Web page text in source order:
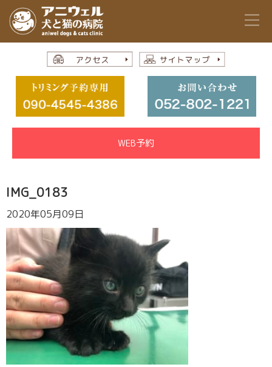
WEB予約
IMG_0183
2020年05月09日